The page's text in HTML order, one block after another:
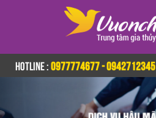
HOTLINE :0977774677 - 0942712345